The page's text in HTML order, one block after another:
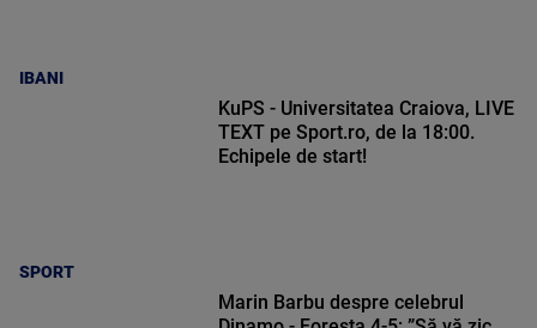
IBANI
SPORT
KuPS - Universitatea Craiova, LIVE
TEXT pe Sport.ro, de la 18:00.
Echipele de start!
Marin Barbu despre celebrul